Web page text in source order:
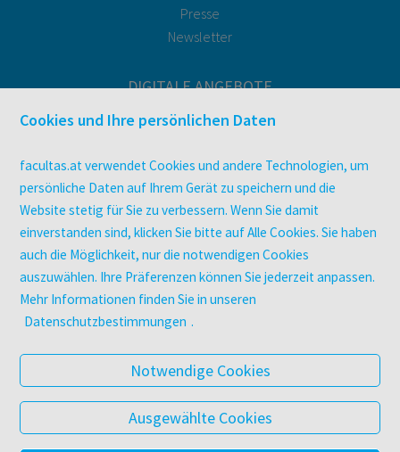
Presse
Newsletter
DIGITALE ANGEBOTE
Überblick
utb elibrary
E-Books
facultas Club
UNTERNEHMEN
Über facultas
Datenschutz & Cookies
AGB
Barrierefreiheit
Cookies und Ihre persönlichen Daten
facultas.at verwendet Cookies und andere Technologien, um
persönliche Daten auf Ihrem Gerät zu speichern und die
Website stetig für Sie zu verbessern. Wenn Sie damit
einverstanden sind, klicken Sie bitte auf Alle Cookies. Sie haben
auch die Möglichkeit, nur die notwendigen Cookies
auszuwählen. Ihre Präferenzen können Sie jederzeit anpassen.
Mehr Informationen finden Sie in unseren
Datenschutzbestimmungen .
Notwendige Cookies
Ausgewählte Cookies